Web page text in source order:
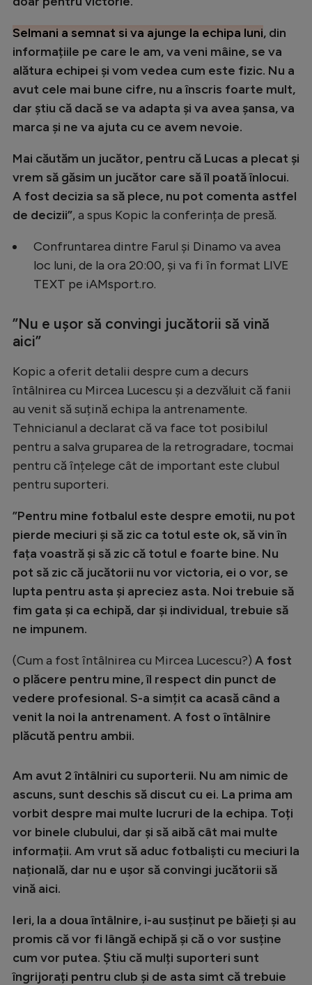
Selmani a semnat si va ajunge la echipa luni, din
informațiile pe care le am, va veni mâine, se va
alătura echipei și vom vedea cum este fizic. Nu a
avut cele mai bune cifre, nu a înscris foarte mult,
dar știu că dacă se va adapta și va avea șansa, va
marca și ne va ajuta cu ce avem nevoie.
Mai căutăm un jucător, pentru că Lucas a plecat și
vrem să găsim un jucător care să îl poată înlocui.
A fost decizia sa să plece, nu pot comenta astfel
de decizii”, a spus Kopic la conferința de presă.
Confruntarea dintre Farul și Dinamo va avea
loc luni, de la ora 20:00, și va fi în format LIVE
TEXT pe iAMsport.ro.
”Nu e ușor să convingi jucătorii să vină
aici”
Kopic a oferit detalii despre cum a decurs
întâlnirea cu Mircea Lucescu și a dezvăluit că fanii
au venit să suțină echipa la antrenamente.
Tehnicianul a declarat că va face tot posibilul
pentru a salva gruparea de la retrogradare, tocmai
pentru că înțelege cât de important este clubul
pentru suporteri.
”Pentru mine fotbalul este despre emotii, nu pot
pierde meciuri și să zic ca totul este ok, să vin în
fața voastră și să zic că totul e foarte bine. Nu
pot să zic că jucătorii nu vor victoria, ei o vor, se
lupta pentru asta și apreciez asta. Noi trebuie să
fim gata și ca echipă, dar și individual, trebuie să
ne impunem.
(Cum a fost întâlnirea cu Mircea Lucescu?) A fost
o plăcere pentru mine, îl respect din punct de
vedere profesional. S-a simțit ca acasă când a
venit la noi la antrenament. A fost o întâlnire
plăcută pentru ambii.
Am avut 2 întâlniri cu suporterii. Nu am nimic de
ascuns, sunt deschis să discut cu ei. La prima am
vorbit despre mai multe lucruri de la echipa. Toți
vor binele clubului, dar și să aibă cât mai multe
informații. Am vrut să aduc fotbaliști cu meciuri la
națională, dar nu e ușor să convingi jucătorii să
vină aici.
Ieri, la a doua întâlnire, i-au susținut pe băieți și au
promis că vor fi lângă echipă și că o vor susține
cum vor putea. Știu că mulți suporteri sunt
îngrijorați pentru club și de asta simt că trebuie